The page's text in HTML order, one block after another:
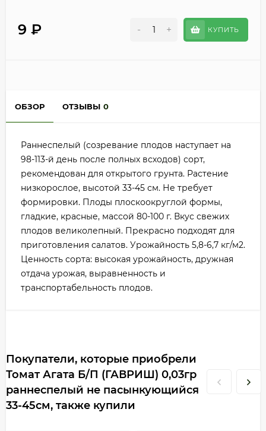
9 ₽ - + КУПИТЬ
ОБЗОР ОТЗЫВЫ 0
Раннеспелый (созревание плодов наступает на
98-113-й день после полных всходов) сорт,
рекомендован для открытого грунта. Растение
низкорослое, высотой 33-45 см. Не требует
формировки. Плоды плоскоокруглой формы,
гладкие, красные, массой 80-100 г. Вкус свежих
плодов великолепный. Прекрасно подходят для
приготовления салатов. Урожайность 5,8-6,7 кг/м2.
Ценность сорта: высокая урожайность, дружная
отдача урожая, выравненность и
транспортабельность плодов.
Покупатели, которые приобрели
Томат Агата Б/П (ГАВРИШ) 0,03гр
раннеспелый не пасынкующийся
33-45см, также купили